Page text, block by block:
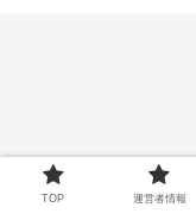
TOP 運営者情報